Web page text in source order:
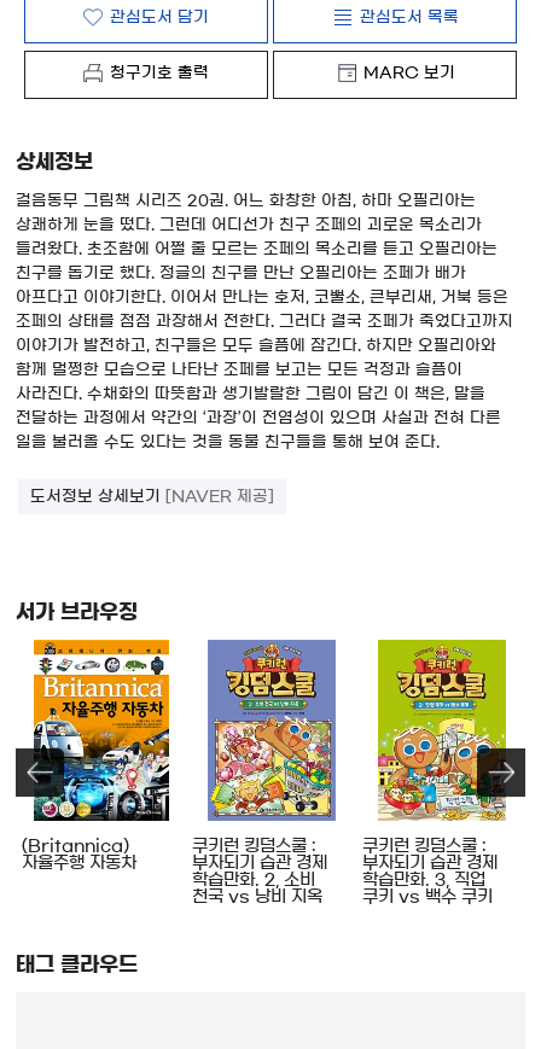
관심도서 담기 관심도서 목록
청구기호 출력 MARC 보기
상세정보
걸음동무 그림책 시리즈 20권. 어느 화창한 아침, 하마 오필리아는
상쾌하게 눈을 떴다. 그런데 어디선가 친구 조페의 괴로운 목소리가
들려왔다. 초조함에 어쩔 줄 모르는 조페의 목소리를 듣고 오필리아는
친구를 돕기로 했다. 정글의 친구를 만난 오필리아는 조페가 배가
아프다고 이야기한다. 이어서 만나는 호저, 코뿔소, 큰부리새, 거북 등은
조페의 상태를 점점 과장해서 전한다. 그러다 결국 조페가 죽었다고까지
이야기가 발전하고, 친구들은 모두 슬픔에 잠긴다. 하지만 오필리아와
함께 멀쩡한 모습으로 나타난 조페를 보고는 모든 걱정과 슬픔이
사라진다. 수채화의 따뜻함과 생기발랄한 그림이 담긴 이 책은, 말을
전달하는 과정에서 약간의 ‘과장’이 전염성이 있으며 사실과 전혀 다른
일을 불러올 수도 있다는 것을 동물 친구들을 통해 보여 준다.
도서정보 상세보기 [NAVER 제공]
서가 브라우징
(Britannica)
자율주행 자동차
쿠키런 킹덤스쿨 :
부자되기 습관 경제
학습만화. 2, 소비
천국 vs 낭비 지옥
쿠키런 킹덤스쿨 :
부자되기 습관 경제
학습만화. 3, 직업
쿠키 vs 백수 쿠키
태그 클라우드